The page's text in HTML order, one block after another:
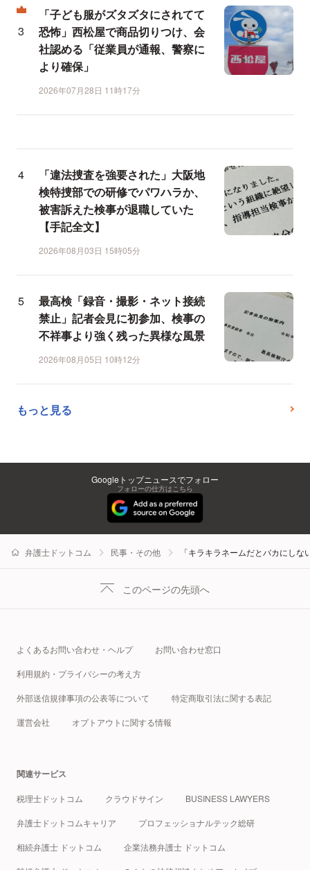
「子ども服がズタズタにされてて
恐怖」西松屋で商品切りつけ、会
社認める「従業員が通報、警察に
より確保」
2026年07月28日 11時17分
「違法捜査を強要された」大阪地
検特捜部での研修でパワハラか、
被害訴えた検事が退職していた
【手記全文】
2026年08月03日 15時05分
最高検「録音・撮影・ネット接続
禁止」記者会見に初参加、検事の
不祥事より強く残った異様な風景
2026年08月05日 10時12分
もっと見る
Googleトップニュースでフォロー
フォローの仕方はこちら
弁護士ドットコム 民事・その他 「キラキラネームだとバカにし
このページの先頭へ
よくあるお問い合わせ・ヘルプ お問い合わせ窓口
利用規約・プライバシーの考え方
外部送信規律事項の公表等について 特定商取引法に関する表記
運営会社 オプトアウトに関する情報
関連サービス
税理士ドットコム クラウドサイン BUSINESS LAWYERS
弁護士ドットコムキャリア プロフェッショナルテック総研
相続弁護士 ドットコム 企業法務弁護士 ドットコム